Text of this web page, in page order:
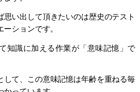
思い出して頂きたいのは歴史のテスト
ションです。
知識に加える作業が「意味記憶」で
して、この意味記憶は年齢を重ねる毎